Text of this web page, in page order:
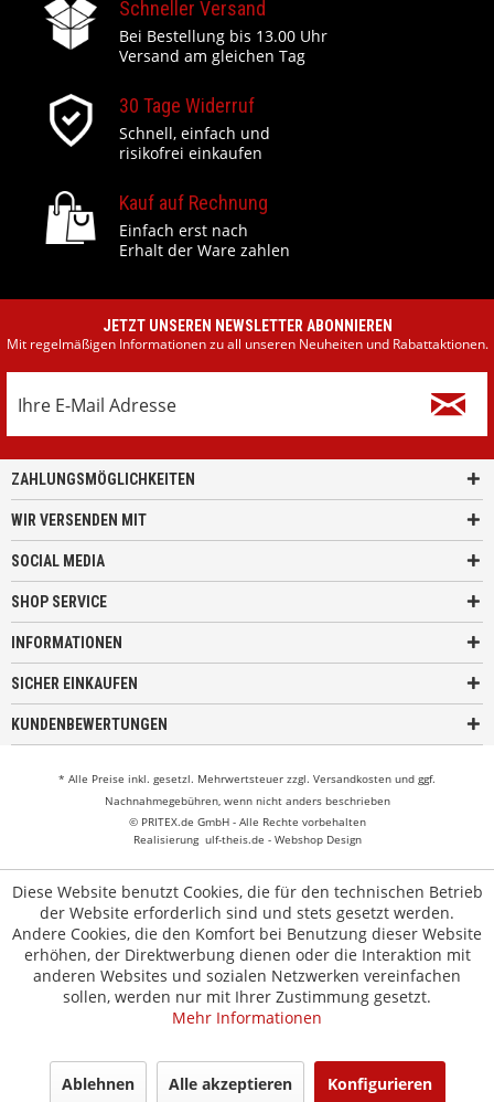
Schneller Versand
Bei Bestellung bis 13.00 Uhr
Versand am gleichen Tag
30 Tage Widerruf
Schnell, einfach und
risikofrei einkaufen
Kauf auf Rechnung
Einfach erst nach
Erhalt der Ware zahlen
JETZT UNSEREN NEWSLETTER ABONNIEREN
Mit regelmäßigen Informationen zu all unseren Neuheiten und Rabattaktionen.
ZAHLUNGSMÖGLICHKEITEN
WIR VERSENDEN MIT
SOCIAL MEDIA
SHOP SERVICE
INFORMATIONEN
SICHER EINKAUFEN
KUNDENBEWERTUNGEN
* Alle Preise inkl. gesetzl. Mehrwertsteuer zzgl. Versandkosten und ggf.
Nachnahmegebühren, wenn nicht anders beschrieben
© PRITEX.de GmbH - Alle Rechte vorbehalten
Realisierung ulf-theis.de - Webshop Design
Diese Website benutzt Cookies, die für den technischen Betrieb
der Website erforderlich sind und stets gesetzt werden.
Andere Cookies, die den Komfort bei Benutzung dieser Website
erhöhen, der Direktwerbung dienen oder die Interaktion mit
anderen Websites und sozialen Netzwerken vereinfachen
sollen, werden nur mit Ihrer Zustimmung gesetzt.
Mehr Informationen
Ablehnen Alle akzeptieren Konfigurieren